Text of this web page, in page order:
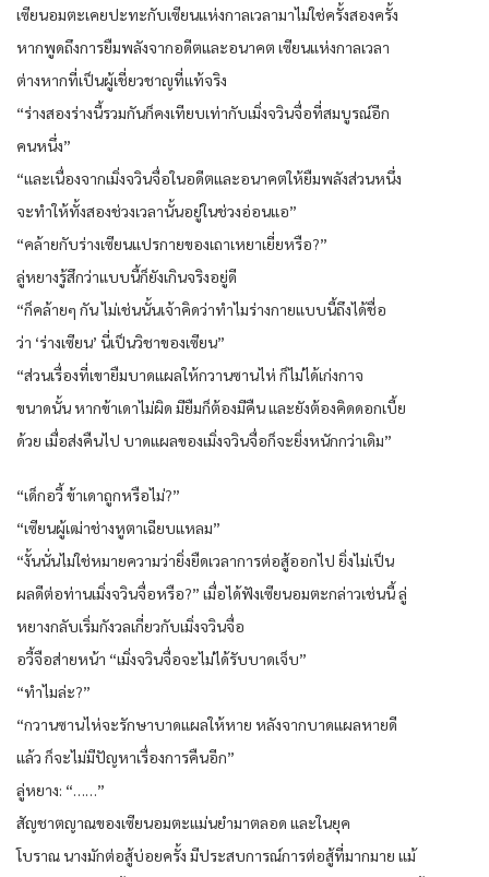
เซียนอมตะเคยปะทะกับเซียนแห่งกาลเวลามาไม่ใช่ครั้งสองครั้ง
หากพูดถึงการยืมพลังจากอดีตและอนาคต เซียนแห่งกาลเวลา
ต่างหากที่เป็นผู้เชี่ยวชาญที่แท้จริง
“ร่างสองร่างนี้รวมกันก็คงเทียบเท่ากับเมิ่งจวินจื่อที่สมบูรณ์อีก
คนหนึ่ง”
“และเนื่องจากเมิ่งจวินจื่อในอดีตและอนาคตให้ยืมพลังส่วนหนึ่ง
จะทำให้ทั้งสองช่วงเวลานั้นอยู่ในช่วงอ่อนแอ”
“คล้ายกับร่างเซียนแปรกายของเถาเหยาเยี่ยหรือ?”
ลู่หยางรู้สึกว่าแบบนี้ก็ยังเกินจริงอยู่ดี
“ก็คล้ายๆ กัน ไม่เช่นนั้นเจ้าคิดว่าทำไมร่างกายแบบนี้ถึงได้ชื่อ
ว่า ‘ร่างเซียน’ นี่เป็นวิชาของเซียน”
“ส่วนเรื่องที่เขายืมบาดแผลให้กวานซานไห่ ก็ไม่ได้เก่งกาจ
ขนาดนั้น หากข้าเดาไม่ผิด มียืมก็ต้องมีคืน และยังต้องคิดดอกเบี้ย
ด้วย เมื่อส่งคืนไป บาดแผลของเมิ่งจวินจื่อก็จะยิ่งหนักกว่าเดิม”
“เด็กอวี้ ข้าเดาถูกหรือไม่?”
“เซียนผู้เฒ่าช่างหูตาเฉียบแหลม”
“งั้นนั่นไม่ใช่หมายความว่ายิ่งยืดเวลาการต่อสู้ออกไป ยิ่งไม่เป็น
ผลดีต่อท่านเมิ่งจวินจื่อหรือ?” เมื่อได้ฟังเซียนอมตะกล่าวเช่นนี้ ลู่
หยางกลับเริ่มกังวลเกี่ยวกับเมิ่งจวินจื่อ
อวี้จือส่ายหน้า “เมิ่งจวินจื่อจะไม่ได้รับบาดเจ็บ”
“ทำไมล่ะ?”
“กวานซานไห่จะรักษาบาดแผลให้หาย หลังจากบาดแผลหายดี
แล้ว ก็จะไม่มีปัญหาเรื่องการคืนอีก”
ลู่หยาง: “……”
สัญชาตญาณของเซียนอมตะแม่นยำมาตลอด และในยุค
โบราณ นางมักต่อสู้บ่อยครั้ง มีประสบการณ์การต่อสู้ที่มากมาย แม้